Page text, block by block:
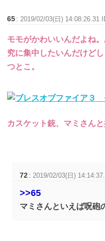
65 :2019/02/03(日) 14:08:26.31
モモがかわいいんだよね
究に集中したいんだけど
つとこ。
カスケット銃、マミさんと
72 : 2019/02/03(日)
>>65
マミさんといえば呪